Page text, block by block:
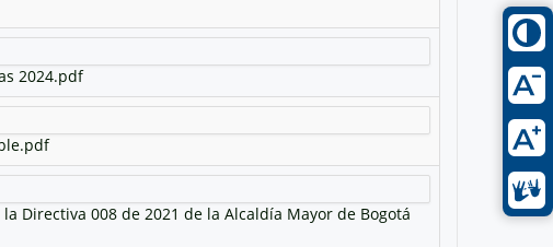
2024.pdf
Directiva 008 de 2021 de la Alcaldía Mayor de Bogotá